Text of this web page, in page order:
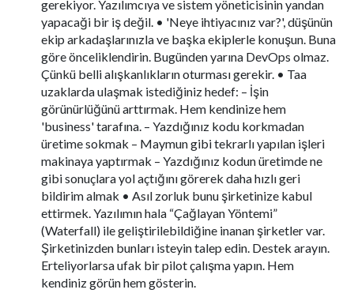
gerekiyor. Yazılımcıya ve sistem yöneticisinin yandan
yapacaği bir iş değil. • 'Neye ihtiyacınız var?', düşünün
ekip arkadaşlarınızla ve başka ekiplerle konuşun. Buna
göre önceliklendirin. Bugünden yarına DevOps olmaz.
Çünkü belli alışkanlıkların oturması gerekir. • Taa
uzaklarda ulaşmak istediğiniz hedef: – İşin
görünürlüğünü arttırmak. Hem kendinize hem
'business' tarafına. – Yazdığınız kodu korkmadan
üretime sokmak – Maymun gibi tekrarlı yapılan işleri
makinaya yaptırmak – Yazdığınız kodun üretimde ne
gibi sonuçlara yol açtığını görerek daha hızlı geri
bildirim almak • Asıl zorluk bunu şirketinize kabul
ettirmek. Yazılımın hala “Çağlayan Yöntemi”
(Waterfall) ile geliştirilebildiğine inanan şirketler var.
Şirketinizden bunları isteyin talep edin. Destek arayın.
Erteliyorlarsa ufak bir pilot çalışma yapın. Hem
kendiniz görün hem gösterin.